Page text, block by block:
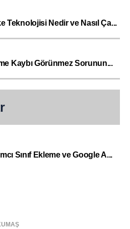
Teknolojisi Nedir ve Nasıl Ça...
Kaybı Görünmez Sorunun...
Sınıf Ekleme ve Google A...